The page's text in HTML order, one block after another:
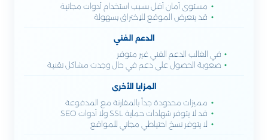
مستوى أمان أقل بسبب استخدام أدوات مجانية
قد يتعرض الموقع للإختراق بسهولة
الدعم الفني
في الغالب الدعم الفني غير متوفر
صعوبة الحصول على دعم في حال وجدت مشاكل تقنية
المزايا الأخرى
مميزات محدودة جداً بالمقارنة مع المدفوعة
قد لا يتوفر شهادات حماية SSL ولا أدوات SEO
لا يتوفر نسخ احتياطي مجاني للمواقع